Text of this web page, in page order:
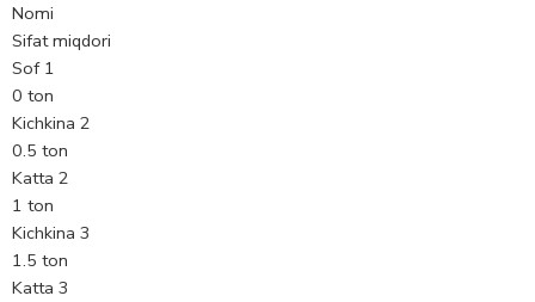
Nomi
Sifat miqdori
Sof 1
0 ton
Kichkina 2
0.5 ton
Katta 2
1 ton
Kichkina 3
1.5 ton
Katta 3